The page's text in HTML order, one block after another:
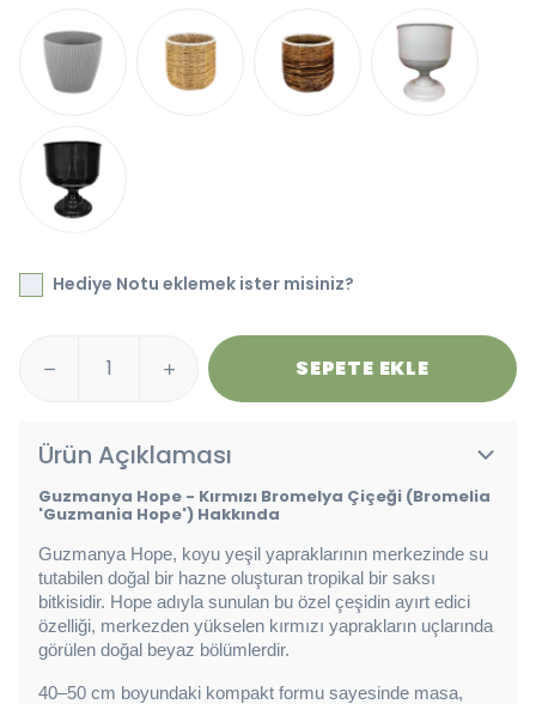
Hediye Notu eklemek ister misiniz?
SEPETE EKLE
Ürün Açıklaması
Guzmanya Hope - Kırmızı Bromelya Çiçeği (Bromelia
'Guzmania Hope') Hakkında
Guzmanya Hope, koyu yeşil yapraklarının merkezinde su
tutabilen doğal bir hazne oluşturan tropikal bir saksı
bitkisidir. Hope adıyla sunulan bu özel çeşidin ayırt edici
özelliği, merkezden yükselen kırmızı yaprakların uçlarında
görülen doğal beyaz bölümlerdir.
40–50 cm boyundaki kompakt formu sayesinde masa,